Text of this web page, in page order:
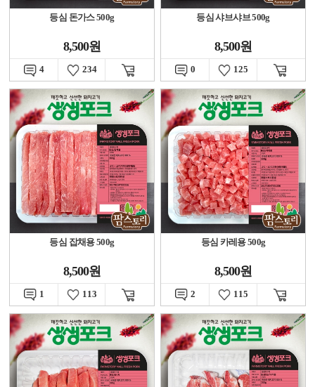
등심 돈가스 500g
8,500원
4 234
등심 샤브샤브 500g
8,500원
0 125
등심 잡채용 500g
8,500원
1 113
등심 카레용 500g
8,500원
2 115